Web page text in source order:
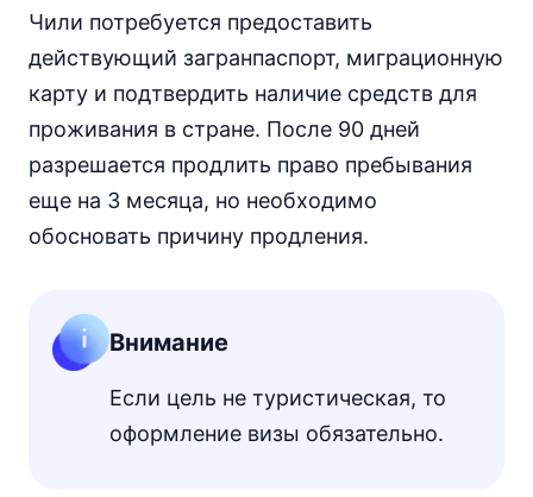
Чили потребуется предоставить
действующий загранпаспорт, миграционную
карту и подтвердить наличие средств для
проживания в стране. После 90 дней
разрешается продлить право пребывания
еще на 3 месяца, но необходимо
обосновать причину продления.
Внимание
Если цель не туристическая, то
оформление визы обязательно.